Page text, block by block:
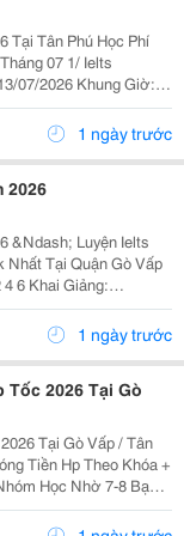
Phú Học Phí
1 ngày trước
2026
&Ndash; Luyện Ielts
1 ngày trước
Tốc 2026 Tại Gò
Tại Gò Vấp / Tân
Học Nhờ 7-8 Bạn/
Lộ Trình, Sách
4 Kỹ...